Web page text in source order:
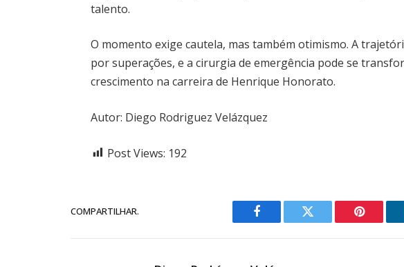
talento.
O momento exige cautela, mas também otimismo. A
por superações, e a cirurgia de emergência pode se
crescimento na carreira de Henrique Honorato.
Autor: Diego Rodriguez Velázquez
Post Views: 192
COMPARTILHAR.
Facebook Twitter Pinterest